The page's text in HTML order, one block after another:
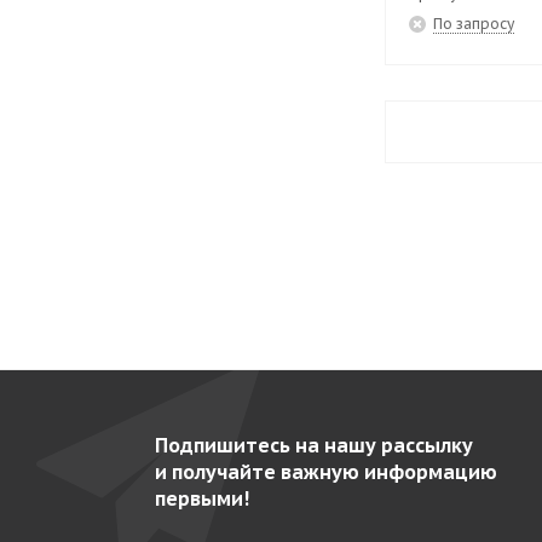
По запросу
Подпишитесь на нашу рассылку
и получайте важную информацию
первыми!